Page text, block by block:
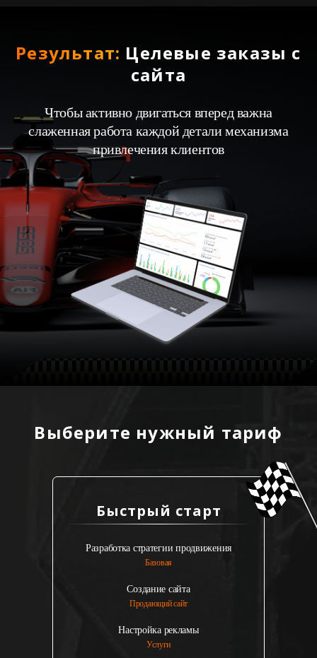
Результат: Целевые заказы с
сайта
Чтобы активно двигаться вперед важна
слаженная работа каждой детали механизма
привлечения клиентов
Выберите нужный тариф
Быстрый старт
Разработка стратегии продвижения
Базовая
Создание сайта
Продающий сайт
Настройка рекламы
Услуги